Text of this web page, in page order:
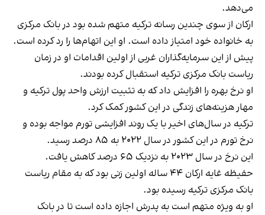
می‌دهد.
ارکان از سوی چندین رسانه ترکیه متهم شده بود در بانک مرکزی
به خانواده خود امتیاز داده است. او این اتهام‌ها را رد کرده است.
پیش از این سرمایه‌گذاران غربی از اولین اقدامات او در زمان
ریاست بانک مرکزی ترکیه استقبال کرده بودند.
او نرخ بهره را افزایش داد که به تثبیت ارزش واحد پول ترکیه و
مهار هزینه‌های زندگی در این کشور کمک کرد.
ترکیه در سال‌های اخیر با یک روند افزایشی تورم مواجه بوده و
نرخ تورم در این کشور در سال ۲۰۲۲ به ۸۵ درصد رسید.
این نرخ در سال ۲۰۲۳ به نزدیک ۶۵ درصد کاهش یافت.
حفیظه غایه ارکان ۴۴ ساله اولین زنی بود که به مقام ریاست
بانک مرکزی ترکیه رسیده بود.
او به ویژه متهم است به پدرش اجازه داده است تا در بانک